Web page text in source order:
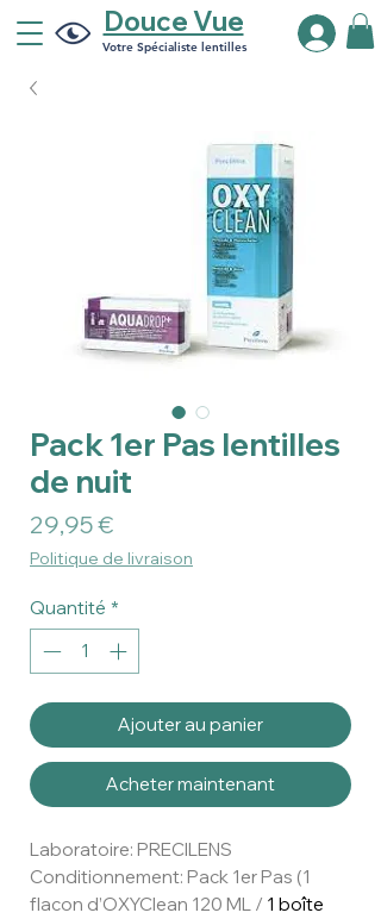
Douce Vue
Votre Spécialiste lentilles
Pack 1er Pas lentilles
de nuit
29,95 €Prix
Politique de livraison
Quantité *
Ajouter au panier
Acheter maintenant
Laboratoire: PRECILENS
Conditionnement: Pack 1er Pas (1
flacon d’OXYClean 120 ML / 1 boîte